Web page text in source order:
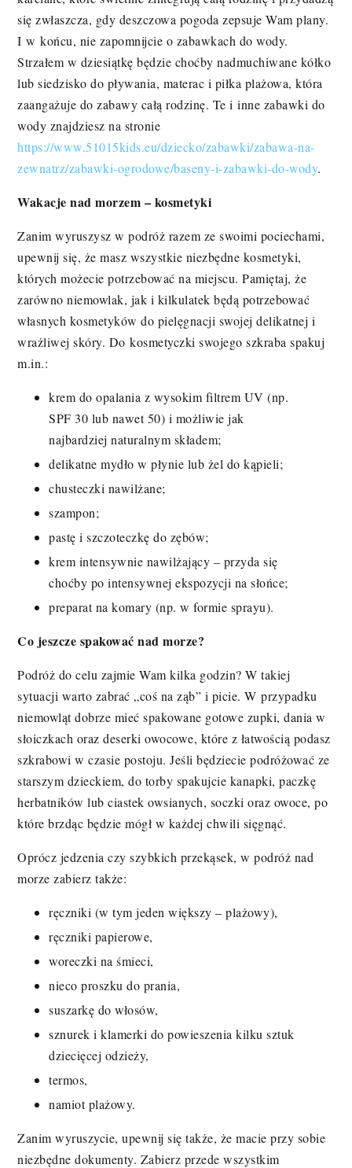
się zwłaszcza, gdy deszczowa pogoda zepsuje Wam plany.
I w końcu, nie zapomnijcie o zabawkach do wody.
Strzałem w dziesiątkę będzie choćby nadmuchiwane kółko
lub siedzisko do pływania, materac i piłka plażowa, która
zaangażuje do zabawy całą rodzinę. Te i inne zabawki do
wody znajdziesz na stronie
https://www.51015kids.eu/dziecko/zabawki/zabawa-na-
zewnatrz/zabawki-ogrodowe/baseny-i-zabawki-do-wody.
Wakacje nad morzem – kosmetyki
Zanim wyruszysz w podróż razem ze swoimi pociechami,
upewnij się, że masz wszystkie niezbędne kosmetyki,
których możecie potrzebować na miejscu. Pamiętaj, że
zarówno niemowlak, jak i kilkulatek będą potrzebować
własnych kosmetyków do pielęgnacji swojej delikatnej i
wrażliwej skóry. Do kosmetyczki swojego szkraba spakuj
m.in.:
krem do opalania z wysokim filtrem UV (np.
SPF 30 lub nawet 50) i możliwie jak
najbardziej naturalnym składem;
delikatne mydło w płynie lub żel do kąpieli;
chusteczki nawilżane;
szampon;
pastę i szczoteczkę do zębów;
krem intensywnie nawilżający – przyda się
choćby po intensywnej ekspozycji na słońce;
preparat na komary (np. w formie sprayu).
Co jeszcze spakować nad morze?
Podróż do celu zajmie Wam kilka godzin? W takiej
sytuacji warto zabrać „coś na ząb” i picie. W przypadku
niemowląt dobrze mieć spakowane gotowe zupki, dania w
słoiczkach oraz deserki owocowe, które z łatwością podasz
szkrabowi w czasie postoju. Jeśli będziecie podróżować ze
starszym dzieckiem, do torby spakujcie kanapki, paczkę
herbatników lub ciastek owsianych, soczki oraz owoce, po
które brzdąc będzie mógł w każdej chwili sięgnąć.
Oprócz jedzenia czy szybkich przekąsek, w podróż nad
morze zabierz także:
ręczniki (w tym jeden większy – plażowy),
ręczniki papierowe,
woreczki na śmieci,
nieco proszku do prania,
suszarkę do włosów,
sznurek i klamerki do powieszenia kilku sztuk
dziecięcej odzieży,
termos,
namiot plażowy.
Zanim wyruszycie, upewnij się także, że macie przy sobie
niezbędne dokumenty. Zabierz przede wszystkim